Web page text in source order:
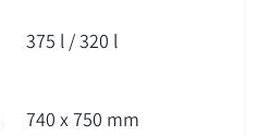
375 l / 320 l
740 x 750 mm